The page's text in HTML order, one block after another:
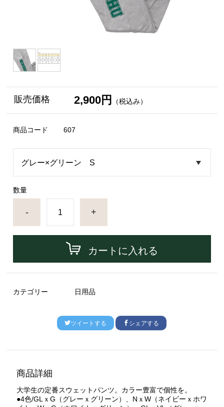
販売価格 2,900円 （税込み）
商品コード 607
数量
- +
カートに入れる
カテゴリー 日用品
ツイートする シェアする
商品詳細
大学生の定番スウェットパンツ。カラー豊富で個性を。
●4色/GLｘG（グレーｘグリーン）、NｘW（ネイビーｘホワ